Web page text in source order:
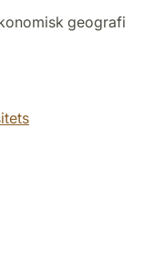
geografi